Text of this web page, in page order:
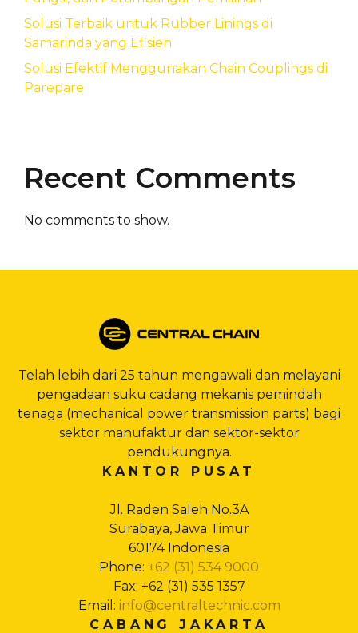
Solusi Terbaik untuk Rubber Linings di
Samarinda yang Efisien
Solusi Efektif Menggunakan Chain Couplings di
Parepare
Recent Comments
No comments to show.
Telah lebih dari 25 tahun mengawali dan melayani
pengadaan suku cadang mekanis pemindah
tenaga (mechanical power transmission parts) bagi
sektor manufaktur dan sektor-sektor
pendukungnya.
KANTOR PUSAT
Jl. Raden Saleh No.3A
Surabaya, Jawa Timur
60174 Indonesia
Phone: +62 (31) 534 9000
Fax: +62 (31) 535 1357
Email: info@centraltechnic.com
CABANG JAKARTA